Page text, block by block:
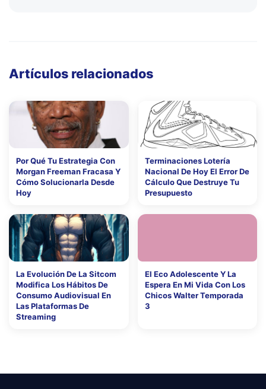
Artículos relacionados
Por Qué Tu Estrategia Con
Morgan Freeman Fracasa Y
Cómo Solucionarla Desde
Hoy
Terminaciones Lotería
Nacional De Hoy El Error De
Cálculo Que Destruye Tu
Presupuesto
La Evolución De La Sitcom
Modifica Los Hábitos De
Consumo Audiovisual En
Las Plataformas De
Streaming
El Eco Adolescente Y La
Espera En Mi Vida Con Los
Chicos Walter Temporada
3